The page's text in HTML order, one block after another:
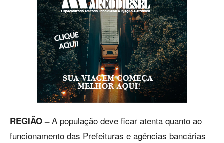
REGIÃO –A população deve ficar atenta quanto ao
funcionamento das Prefeituras e agências bancárias